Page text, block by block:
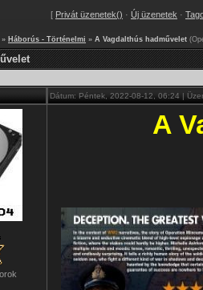
[ Privát üzenetek() · Új üzenetek ·
» Háborús - Történelmi » A Vagdalthús hadművelet
Dátum: Péntek, 2022-08-12, 06:24 |
A